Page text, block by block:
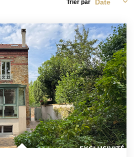
CONTACT
EN
Trier par